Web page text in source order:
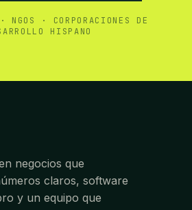
NGOS · CORPORACIONES DE
HISPANO
negocios que
claros, software
y un equipo que